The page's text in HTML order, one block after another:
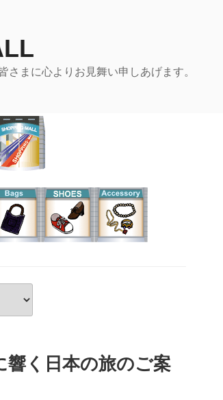
まに心よりお見舞い申しあげます。
響く日本の旅のご案